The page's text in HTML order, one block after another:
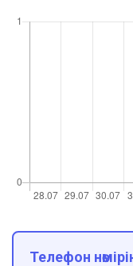
Телефон